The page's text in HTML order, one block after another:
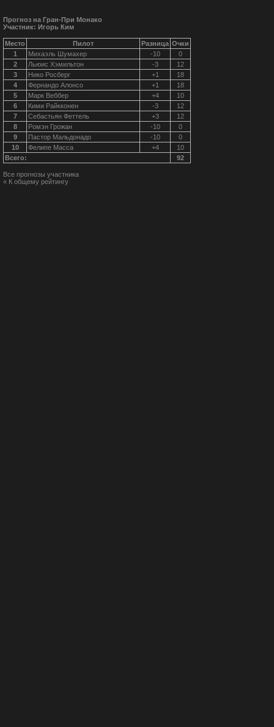
Прогноз на Гран-При Монако
Участник: Игорь Ким
Место Пилот Разница Очки
1
Михаэль Шумахер -10
0
2
Льюис Хэмильтон -3
12
3
Нико Росберг +1
18
4
Фернандо Алонсо +1
18
5
Марк Веббер +4
10
6
Кими Райкконен -3
12
7
Себастьян Феттель +3
12
8
Ромэн Грожан -10
0
9
Пастор Мальдонадо -10
0
10
Фелипе Масса +4
10
Всего:
92
Все прогнозы участника
« К общему рейтингу